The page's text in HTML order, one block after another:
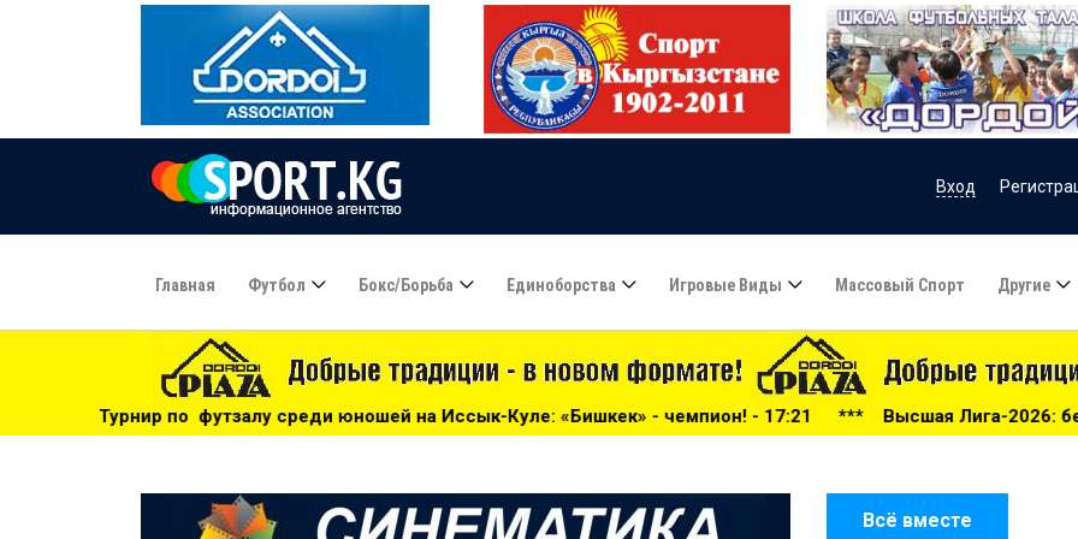
Вход
Главная Футбол Бокс/борьба Единоборства Игровые Виды Массовый Спорт Другие
среди юношей на Иссык-Куле: «Бишкек» - чемпион! - 17:21 ***Высшая Лига-2026: беспощадный «Дордой»,
Всё вместе